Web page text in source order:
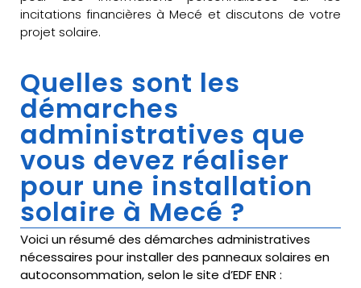
incitations financières à Mecé et discutons de votre
projet solaire.
Quelles sont les
démarches
administratives que
vous devez réaliser
pour une installation
solaire à Mecé ?
Voici un résumé des démarches administratives
nécessaires pour installer des panneaux solaires en
autoconsommation, selon le site d’EDF ENR :